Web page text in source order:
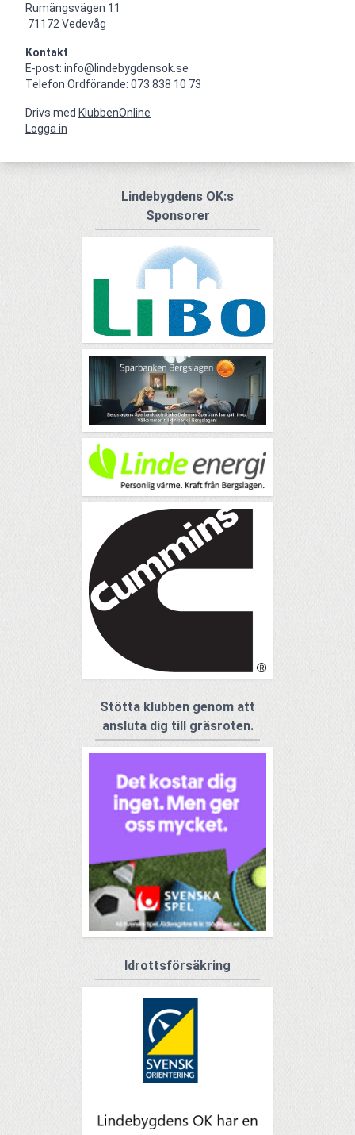
Rumängsvägen 11
71172 Vedevåg
Kontakt
E-post: info@lindebygdensok.se
Telefon Ordförande: 073 838 10 73
Drivs med KlubbenOnline
Logga in
Lindebygdens OK:s
Sponsorer
Stötta klubben genom att
ansluta dig till gräsroten.
Idrottsförsäkring